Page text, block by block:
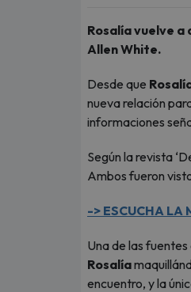
Rosalía vuelve
Allen White.
Desde que
nueva relación
informaciones
Según la revista
Ambos fueron
-> ESCUCHA LA
Una de las
Rosalía
encuentro, y la